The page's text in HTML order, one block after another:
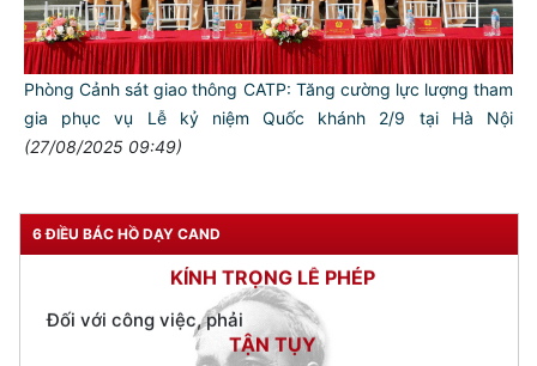
Phòng Cảnh sát giao thông CATP: Tăng cường lực lượng tham
gia phục vụ Lễ kỷ niệm Quốc khánh 2/9 tại Hà Nội
(27/08/2025 09:49)
6 ĐIỀU BÁC HỒ DẠY CAND
Đối với đồng sự, phải
THÂN ÁI GIÚP ĐỠ
Đối với chính phủ, phải
TUYỆT ĐỐI TRUNG THÀNH
Đối với nhân dân, phải
Đối với công việc, phải
TẬN TỤY
CƯƠNG QUYẾT, KHÔN KHÉO